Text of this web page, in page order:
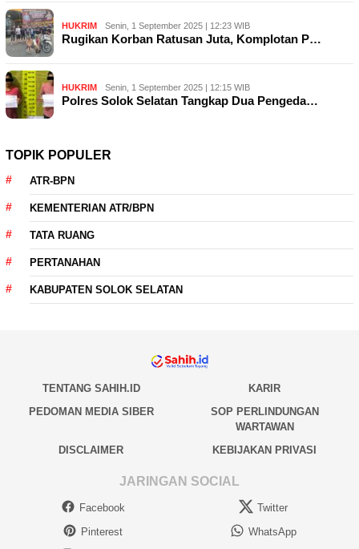
HUKRIM Senin, 1 September 2025 | 12:23 WIB
Rugikan Korban Ratusan Juta, Komplotan P…
HUKRIM Senin, 1 September 2025 | 12:15 WIB
Polres Solok Selatan Tangkap Dua Pengeda…
TOPIK POPULER
ATR-BPN
KEMENTERIAN ATR/BPN
TATA RUANG
PERTANAHAN
KABUPATEN SOLOK SELATAN
TENTANG SAHIH.ID
KARIR
PEDOMAN MEDIA SIBER
SOP PERLINDUNGAN
WARTAWAN
DISCLAIMER
KEBIJAKAN PRIVASI
JARINGAN SOCIAL
Facebook
Twitter
Pinterest
WhatsApp